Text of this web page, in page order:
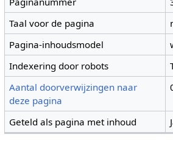
Taal voor de pagina
Pagina-inhoudsmodel
Indexering door robots
Aantal doorverwijzingen naar
deze pagina
Geteld als pagina met inhoud